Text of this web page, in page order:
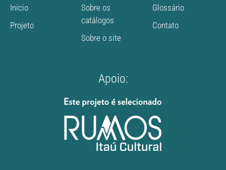
Início
Projeto
Sobre os
catálogos
Sobre o site
Glossário
Contato
Apoio: